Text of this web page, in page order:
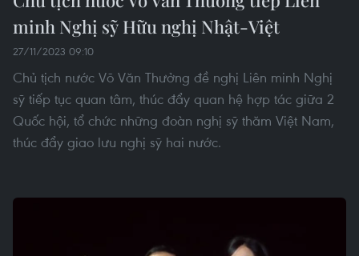
minh Nghị sỹ Hữu nghị Nhật-Việt
27/11/2023 09:10
Chủ tịch nước Võ Văn Thưởng đề nghị Liên minh Nghị
sỹ tiếp tục quan tâm, thúc đẩy quan hệ hợp tác giữa 2
Quốc hội, tổ chức những đoàn nghị sỹ thăm Việt Nam,
thúc đẩy giao lưu nghị sỹ hai nước.